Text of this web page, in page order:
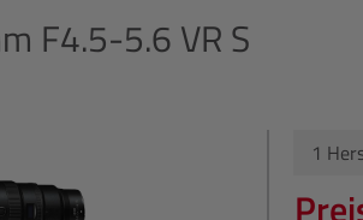
F4.5-5.6 VR S
1